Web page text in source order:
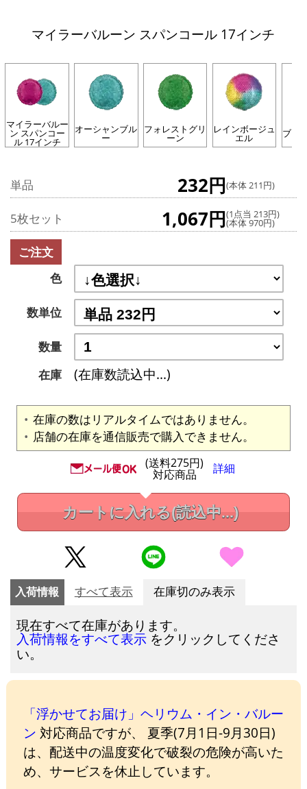
マイラーバルーン スパンコール 17インチ
マイラーバルー
ン スパンコー
ル 17インチ
オーシャンブル
ー
フォレストグリ
ーン
レインボージュ
エル ブラ
単品 232円(本体 211円)
5枚セット 1,067円(1点当 213円)
(本体 970円)
ご注文
色
数単位
数量
在庫
(在庫数読込中...)
在庫の数はリアルタイムではありません。
店舗の在庫を通信販売で購入できません。
(送料275円)
対応商品 詳細
カートに入れる(読込中...)
入荷情報 すべて表示 在庫切のみ表示
現在すべて在庫があります。
入荷情報をすべて表示 をクリックしてくださ
い。
「浮かせてお届け」ヘリウム・イン・バルー
ン 対応商品ですが、 夏季(7月1日-9月30日)
は、配送中の温度変化で破裂の危険が高いた
め、サービスを休止しています。